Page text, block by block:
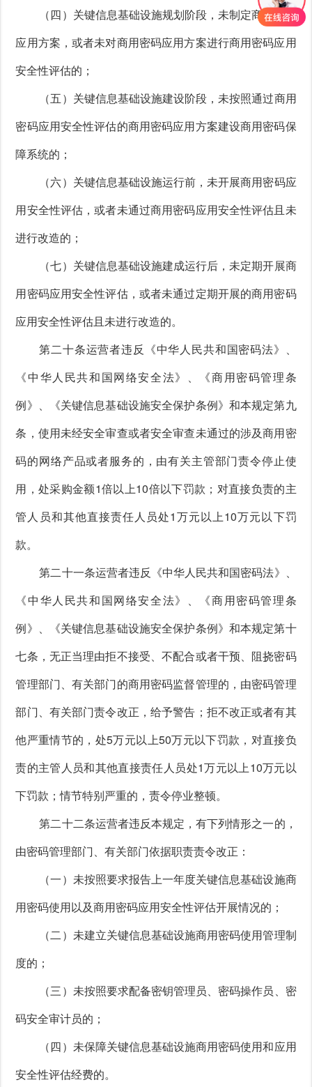
（四）关键信息基础设施规划阶段，未制定商用密码
应用方案，或者未对商用密码应用方案进行商用密码应用
安全性评估的；
（五）关键信息基础设施建设阶段，未按照通过商用
密码应用安全性评估的商用密码应用方案建设商用密码保
障系统的；
（六）关键信息基础设施运行前，未开展商用密码应
用安全性评估，或者未通过商用密码应用安全性评估且未
进行改造的；
（七）关键信息基础设施建成运行后，未定期开展商
用密码应用安全性评估，或者未通过定期开展的商用密码
应用安全性评估且未进行改造的。
第二十条运营者违反《中华人民共和国密码法》、
《中华人民共和国网络安全法》、《商用密码管理条
例》、《关键信息基础设施安全保护条例》和本规定第九
条，使用未经安全审查或者安全审查未通过的涉及商用密
码的网络产品或者服务的，由有关主管部门责令停止使
用，处采购金额1倍以上10倍以下罚款；对直接负责的主
管人员和其他直接责任人员处1万元以上10万元以下罚
款。
第二十一条运营者违反《中华人民共和国密码法》、
《中华人民共和国网络安全法》、《商用密码管理条
例》、《关键信息基础设施安全保护条例》和本规定第十
七条，无正当理由拒不接受、不配合或者干预、阻挠密码
管理部门、有关部门的商用密码监督管理的，由密码管理
部门、有关部门责令改正，给予警告；拒不改正或者有其
他严重情节的，处5万元以上50万元以下罚款，对直接负
责的主管人员和其他直接责任人员处1万元以上10万元以
下罚款；情节特别严重的，责令停业整顿。
第二十二条运营者违反本规定，有下列情形之一的，
由密码管理部门、有关部门依据职责责令改正：
（一）未按照要求报告上一年度关键信息基础设施商
用密码使用以及商用密码应用安全性评估开展情况的；
（二）未建立关键信息基础设施商用密码使用管理制
度的；
（三）未按照要求配备密钥管理员、密码操作员、密
码安全审计员的；
（四）未保障关键信息基础设施商用密码使用和应用
安全性评估经费的。